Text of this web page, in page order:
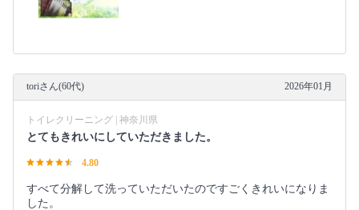
toriさん(60代) 2026年01月
トイレクリーニング | 神奈川県
とてもきれいにしていただきました。
4.80
すべて分解して洗っていただいたのですごくきれいになりま
した。